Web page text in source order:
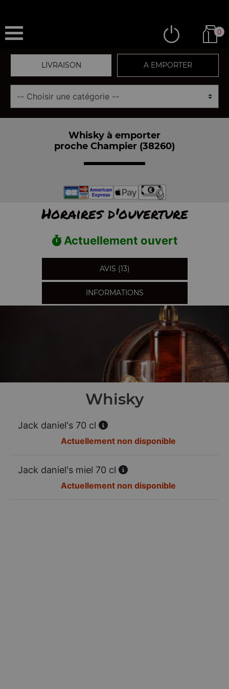
0
LIVRAISON A EMPORTER
Whisky à emporter
proche Champier (38260)
Horaires d'ouverture
Actuellement ouvert
AVIS (13)
INFORMATIONS
Whisky
Jack daniel's 70 cl
Actuellement non disponible
Jack daniel's miel 70 cl
Actuellement non disponible